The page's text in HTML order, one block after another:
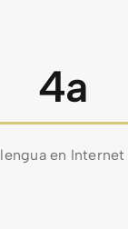
4a
lengua en Internet